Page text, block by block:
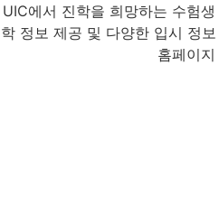
UIC에서 진학을 희망하는 수험
학 정보 제공 및 다양한 입시 정
홈페이지